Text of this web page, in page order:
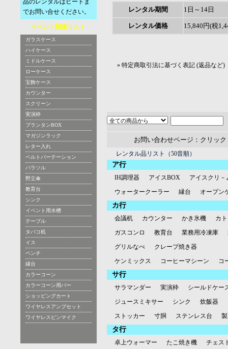
品のレンタルはビートま
でお問い合せください。
イベント関連リスト
ガラスケース
ハイケース
ミドルケース
ローケース
宝飾ケース
カウンター
スクリーン
実演枠
プランタンBOX
マガジンラック
レター入れ
ベルトパーテーション
パラソル
野立傘
教育台
シンク
イベント用水槽
テーブル
タバコ机
イス
ベンチ
縁台
カラーコーン
カラーコーン用バー
ショッピングカート
ワイヤレスアンプセット
ワイヤレスピンマイク
レンタル期間 1日～14日
レンタル価格 15,840円(税
» 特定商取引法に基づく表記 (返品など)
お問い合わせページ：クリック
レンタル品リスト（50音順）
ア行
IH調理器 アイスBOX
アイスクリ－
ウォータークーラー
縁台 オープン
カ行
会議机 カウンター かき氷機
カ
ガスコンロ
教育台 業務用冷凍庫
グリルなべ
クレープ焼き器
ケンミックス
コーヒーマシーン コ
サ行
サラマンダー 実演枠
シールドケー
ジュースミキサー
シンク 炊飯器
ストッカー
寸胴 ステンレス台
タ行
卓上ウォーマー たこ焼き機
チェス